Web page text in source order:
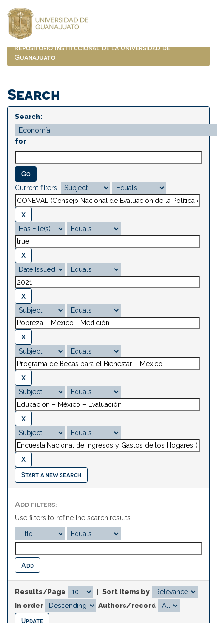
navigation
Repositorio Institucional de la Universidad de
Guanajuato
Search
Search:
for
Current filters:
Start a new search
Add filters:
Use filters to refine the search results.
Results/Page
Sort items by
In order
Authors/record